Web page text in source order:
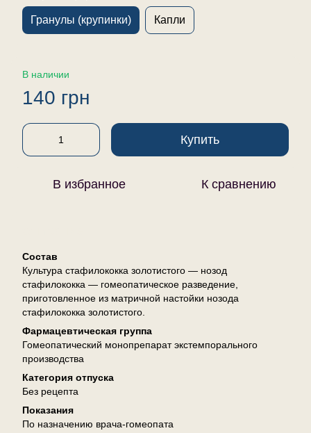
Гранулы (крупинки) Капли
В наличии
140 грн
Купить
В избранное К сравнению
Состав
Культура стафилококка золотистого — нозод
стафилококка — гомеопатическое разведение,
приготовленное из матричной настойки нозода
стафилококка золотистого.
Фармацевтическая группа
Гомеопатический монопрепарат экстемпорального
производства
Категория отпуска
Без рецепта
Показания
По назначению врача-гомеопата